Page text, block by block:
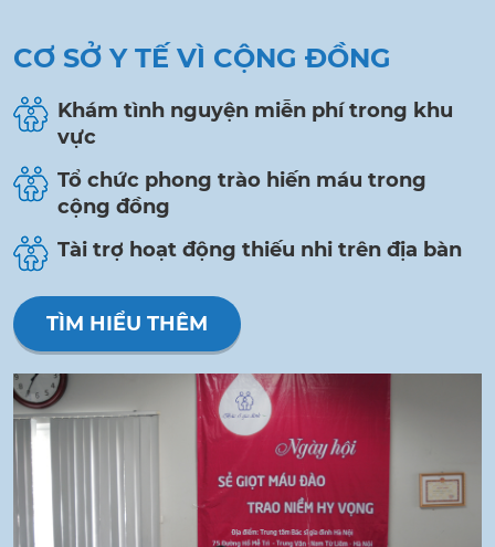
CƠ SỞ Y TẾ VÌ CỘNG ĐỒNG
Khám tình nguyện miễn phí trong khu
vực
Tổ chức phong trào hiến máu trong
cộng đồng
Tài trợ hoạt động thiếu nhi trên địa bàn
TÌM HIỂU THÊM